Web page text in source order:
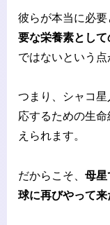
彼らが本当に必
要な栄養素として
ではないという点
つまり、シャコ
応するための生
えられます。
だからこそ、 母星
球に再びやって来